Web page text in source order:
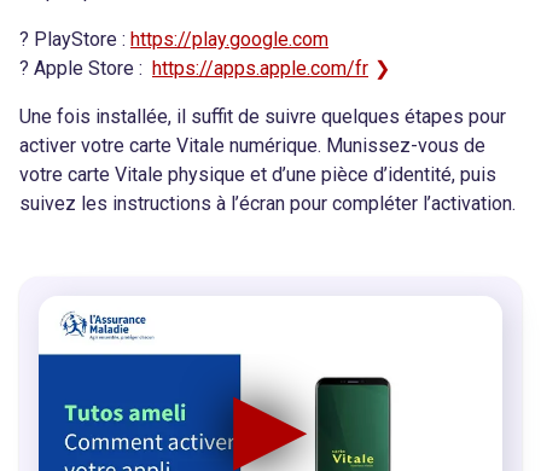
? PlayStore : https://play.google.com
? Apple Store : https://apps.apple.com/fr
Une fois installée, il suffit de suivre quelques étapes pour
activer votre carte Vitale numérique. Munissez-vous de
votre carte Vitale physique et d’une pièce d’identité, puis
suivez les instructions à l’écran pour compléter l’activation.